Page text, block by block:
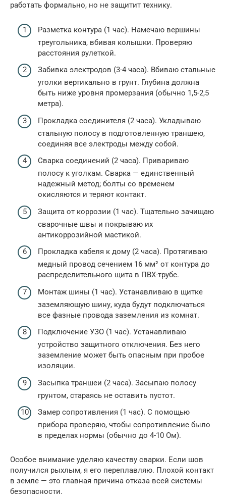
работать формально, но не защитит технику.
Разметка контура (1 час). Намечаю вершины
треугольника, вбивая колышки. Проверяю
расстояния рулеткой.
Забивка электродов (3-4 часа). Вбиваю стальные
уголки вертикально в грунт. Глубина должна
быть ниже уровня промерзания (обычно 1,5-2,5
метра).
Прокладка соединителя (2 часа). Укладываю
стальную полосу в подготовленную траншею,
соединяя все электроды между собой.
Сварка соединений (2 часа). Привариваю
полосу к уголкам. Сварка — единственный
надежный метод; болты со временем
окисляются и теряют контакт.
Защита от коррозии (1 час). Тщательно зачищаю
сварочные швы и покрываю их
антикоррозийной мастикой.
Прокладка кабеля к дому (2 часа). Протягиваю
медный провод сечением 16 мм² от контура до
распределительного щита в ПВХ-трубе.
Монтаж шины (1 час). Устанавливаю в щитке
заземляющую шину, куда будут подключаться
все фазные провода заземления из комнат.
Подключение УЗО (1 час). Устанавливаю
устройство защитного отключения. Без него
заземление может быть опасным при пробое
изоляции.
Засыпка траншеи (2 часа). Засыпаю полосу
грунтом, стараясь не оставить пустот.
Замер сопротивления (1 час). С помощью
прибора проверяю, чтобы сопротивление было
в пределах нормы (обычно до 4-10 Ом).
Особое внимание уделяю качеству сварки. Если шов
получился рыхлым, я его переплавляю. Плохой контакт
в земле — это главная причина отказа всей системы
безопасности.